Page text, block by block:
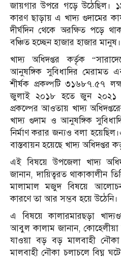
জায়গার উপরে গড়ে উঠেছিল।
কারণ ছাড়ায় এ খাদ্য গুদামের
দীর্ঘদিন থেকে অরক্ষিত পড়ে
বঞ্চিত হচ্ছেন হাজার হাজার মানুষ।
খাদ্য অধিদপ্তর কর্তৃক
আনুষঙ্গিক সুবিধাদির মেরামত
শীর্ষক প্রকল্পটি ৩১৬৮৭.৫৭
জুলাই ২০১৮ হতে জুন ২০২১
প্রকল্পের আওতায় খাদ্য
খাদ্য গুদাম ও আনুষঙ্গিক
নির্মাণ করার জন্যও বলা
বাস্তবায়ন হয়েছে খাদ্য অধিদপ্তর
এই বিষয়ে উপজেলা খাদ্য
জানান, দায়িত্বরত থাকাকালীন
মালামাল মজুদ বিষয়ে
কারণে তা আর সম্ভব হয়ে উঠেনি।
এ বিষয়ে কালারমারছড়া
আবুল কালাম জানান, কোহেলীয়া
যাওয়া বড় বড় মালবাহী নৌকা
মালবাহী নৌকা চলাচলে বিঘ্ন